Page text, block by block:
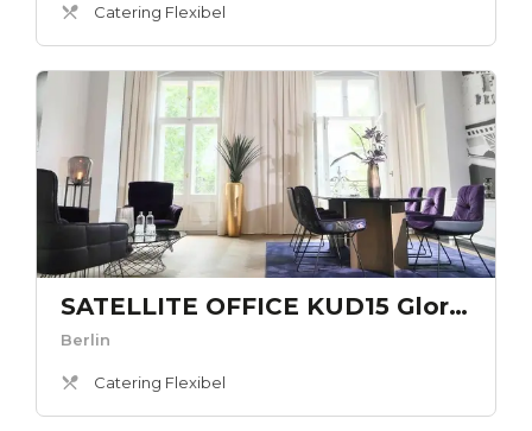
Catering Flexibel
SATELLITE OFFICE KUD15 Gloria Berlin Kaminlounge „Gloria Berlin“
Berlin
Catering Flexibel